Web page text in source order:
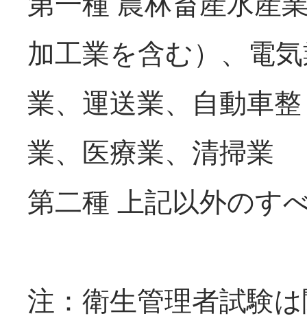
加工業を含む）、電
業、運送業、自
業、医療業、清掃業
第二種 上記以外のす
注：衛生管理者試験